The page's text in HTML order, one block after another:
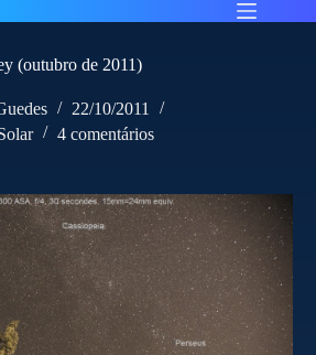
(outubro de 2011)
22/10/2011
4 comentários